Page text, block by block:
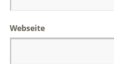
Webseite